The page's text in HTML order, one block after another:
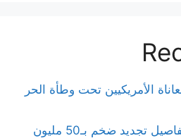
الأمريكيين تحت وطأة الحر
متحف أوفيزي يكشف تفاصيل تجديد ضخم بـ50 مليون